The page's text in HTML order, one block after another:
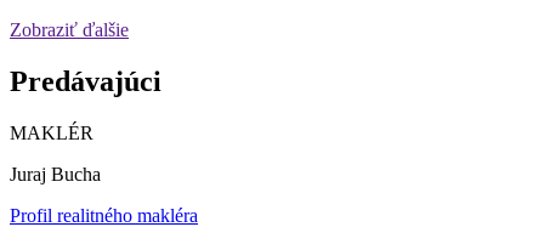
Zobraziť ďalšie
Predávajúci
MAKLÉR
Juraj Bucha
Profil realitného makléra